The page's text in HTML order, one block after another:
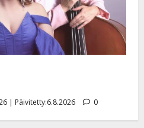
| Päivitetty:6.8.2026 0